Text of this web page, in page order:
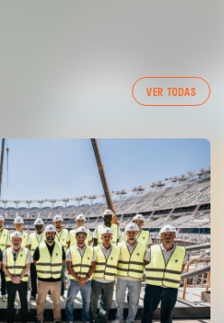
VER TODAS